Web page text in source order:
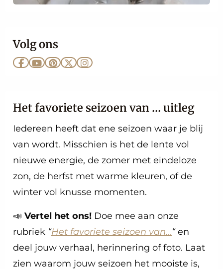
Volg ons
Ga Ga Ga Ga Ga
Het favoriete seizoen van … uitleg
Iedereen heeft dat ene seizoen waar je blij
van wordt. Misschien is het de lente vol
nieuwe energie, de zomer met eindeloze
zon, de herfst met warme kleuren, of de
winter vol knusse momenten.
📣 Vertel het ons! Doe mee aan onze
rubriek “Het favoriete seizoen van…“en
deel jouw verhaal, herinnering of foto. Laat
zien waarom jouw seizoen het mooiste is,